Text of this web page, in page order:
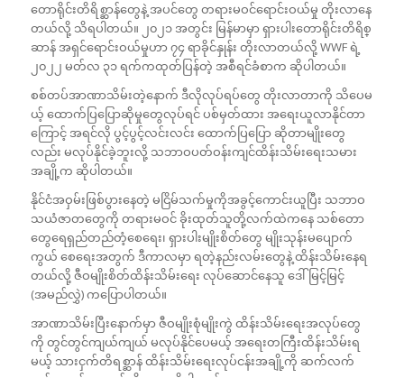
တောရိုင်းတိရိစ္ဆာန်တွေနဲ့ အပင်တွေ တရားမဝင်ရောင်းဝယ်မှု တိုးလာနေ
တယ်လို့ သိရပါတယ်။ ၂၀၂၁ အတွင်း မြန်မာမှာ ရှားပါးတောရိုင်းတိရိစ္
ဆာန် အရှင်ရောင်းဝယ်မှုဟာ ၇၄ ရာခိုင်နှုန်း တိုးလာတယ်လို့ WWF ရဲ့
၂၀၂၂ မတ်လ ၃၁ ရက်ကထုတ်ပြန်တဲ့ အစီရင်ခံစာက ဆိုပါတယ်။
စစ်တပ်အာဏာသိမ်းတဲ့နောက် ဒီလိုလုပ်ရပ်တွေ တိုးလာတာကို သိပေမ
ယ့် ထောက်ပြပြောဆိုမှုတွေလုပ်ရင် ပစ်မှတ်ထား အရေးယူလာနိုင်တာ
ကြောင့် အရင်လို ပွင့်ပွင့်လင်းလင်း ထောက်ပြပြော ဆိုတာမျိုးတွေ
လည်း မလုပ်နိုင်ခဲ့ဘူးလို့ သဘာဝပတ်ဝန်းကျင်ထိန်းသိမ်းရေးသမား
အချို့က ဆိုပါတယ်။
နိုင်ငံအဝှမ်းဖြစ်ပွားနေတဲ့ မငြိမ်သက်မှုကိုအခွင့်ကောင်းယူပြီး သဘာဝ
သယံဇာတတွေကို တရားမဝင် ခိုးထုတ်သူတို့လက်ထဲကနေ သစ်တော
တွေရေရှည်တည်တံ့စေရေး၊ ရှားပါးမျိုးစိတ်တွေ မျိုးသုန်းမပျောက်
ကွယ် စေရေးအတွက် ဒီကာလမှာ ရတဲ့နည်းလမ်းတွေနဲ့ ထိန်းသိမ်းနေရ
တယ်လို့ ဇီဝမျိုးစိတ်ထိန်းသိမ်းရေး လုပ်ဆောင်နေသူ ဒေါ်မြင့်မြင့်
(အမည်လွှဲ) ကပြောပါတယ်။
အာဏာသိမ်းပြီးနောက်မှာ ဇီဝမျိုးစုံမျိုးကွဲ ထိန်းသိမ်းရေးအလုပ်တွေ
ကို တွင်တွင်ကျယ်ကျယ် မလုပ်နိုင်ပေမယ့် အရေးတကြီးထိန်းသိမ်းရ
မယ့် သားငှက်တိရစ္ဆာန် ထိန်းသိမ်းရေးလုပ်ငန်းအချို့ကို ဆက်လက်